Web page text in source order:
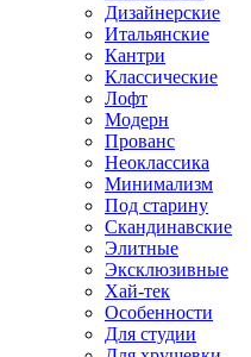
Дизайнерские
Итальянские
Кантри
Классические
Лофт
Модерн
Прованс
Неоклассика
Минимализм
Под старину
Скандинавские
Элитные
Эксклюзивные
Хай-тек
Особенности
Для студии